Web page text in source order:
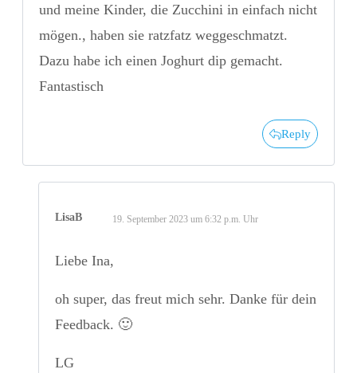
und meine Kinder, die Zucchini in einfach nicht
mögen., haben sie ratzfatz weggeschmatzt.
Dazu habe ich einen Joghurt dip gemacht.
Fantastisch
Reply
LisaB 19. September 2023 um 6:32 p.m. Uhr
Liebe Ina,
oh super, das freut mich sehr. Danke für dein
Feedback. 🙂
LG